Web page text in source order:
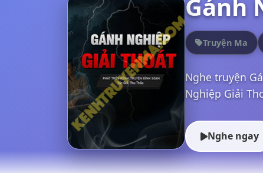
Gánh
Truyện Ma
Nghe truyện
Nghiệp Giải
Nghe ngay